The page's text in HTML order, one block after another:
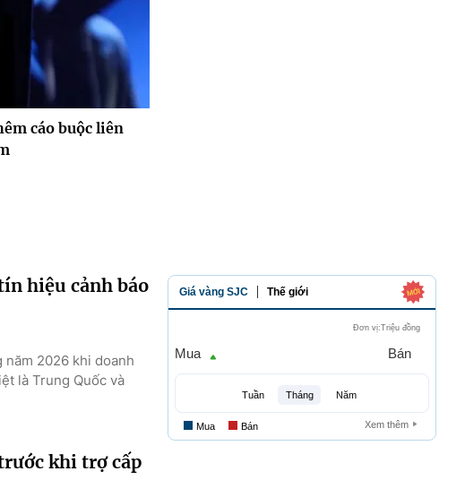
cáo buộc liên
hiệu cảnh báo
2026 khi doanh
là Trung Quốc và
khi trợ cấp